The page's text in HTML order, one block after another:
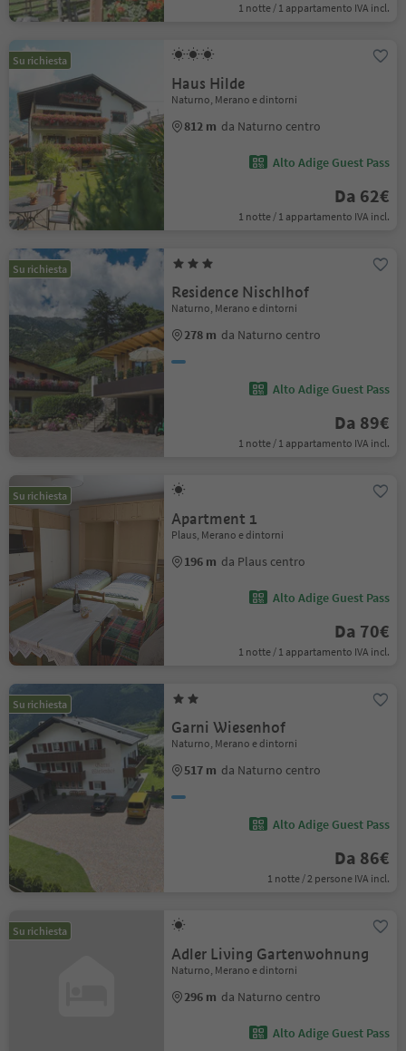
1 notte / 1 appartamento IVA incl.
Su richiesta
Haus Hilde
Naturno, Merano e dintorni
812 m da Naturno centro
Alto Adige Guest Pass
Da 62€
1 notte / 1 appartamento IVA incl.
Su richiesta
Residence Nischlhof
Naturno, Merano e dintorni
278 m da Naturno centro
Alto Adige Guest Pass
Da 89€
1 notte / 1 appartamento IVA incl.
Su richiesta
Apartment 1
Plaus, Merano e dintorni
196 m da Plaus centro
Alto Adige Guest Pass
Da 70€
1 notte / 1 appartamento IVA incl.
Su richiesta
Garni Wiesenhof
Naturno, Merano e dintorni
517 m da Naturno centro
Alto Adige Guest Pass
Da 86€
1 notte / 2 persone IVA incl.
Su richiesta
Adler Living Gartenwohnung
Naturno, Merano e dintorni
296 m da Naturno centro
Alto Adige Guest Pass